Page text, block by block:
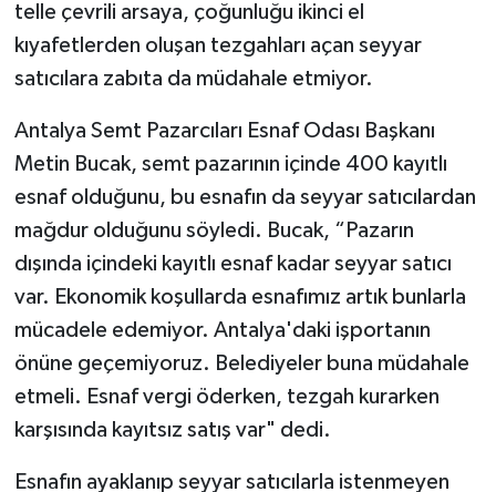
telle çevrili arsaya, çoğunluğu ikinci el
kıyafetlerden oluşan tezgahları açan seyyar
satıcılara zabıta da müdahale etmiyor.
Antalya Semt Pazarcıları Esnaf Odası Başkanı
Metin Bucak, semt pazarının içinde 400 kayıtlı
esnaf olduğunu, bu esnafın da seyyar satıcılardan
mağdur olduğunu söyledi. Bucak, “Pazarın
dışında içindeki kayıtlı esnaf kadar seyyar satıcı
var. Ekonomik koşullarda esnafımız artık bunlarla
mücadele edemiyor. Antalya'daki işportanın
önüne geçemiyoruz. Belediyeler buna müdahale
etmeli. Esnaf vergi öderken, tezgah kurarken
karşısında kayıtsız satış var" dedi.
Esnafın ayaklanıp seyyar satıcılarla istenmeyen